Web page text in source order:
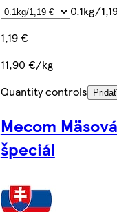
0.1kg/
1,19 €
11,90 €/kg
Quantity controls
Pridať
Mecom
špeciál